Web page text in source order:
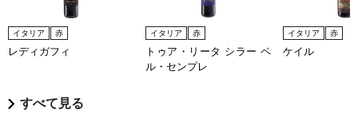
イタリア 赤
レディガフィ
イタリア 赤
トゥア・リータ シラー ペ
ル・センプレ
イタリア 赤
ケイル
すべて見る